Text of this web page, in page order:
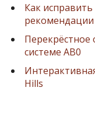
Как
Перекрёстное
системе AB0
Hills